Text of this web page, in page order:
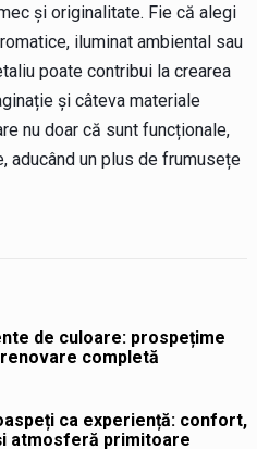
și originalitate. Fie că alegi
iluminat ambiental sau
poate contribui la crearea
și câteva materiale
nu doar că sunt funcționale,
aducând un plus de frumusețe
de culoare: prospețime
completă
ca experiență: confort,
atmosferă primitoare